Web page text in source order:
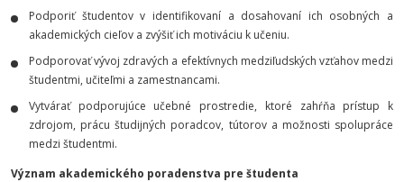
Podporiť študentov v identifikovaní a dosahovaní ich osobných a
akademických cieľov a zvýšiť ich motiváciu k učeniu.
Podporovať vývoj zdravých a efektívnych medziľudských vzťahov medzi
študentmi, učiteľmi a zamestnancami.
Vytvárať podporujúce učebné prostredie, ktoré zahŕňa prístup k
zdrojom, prácu študijných poradcov, tútorov a možnosti spolupráce
medzi študentmi.
Význam akademického poradenstva pre študenta